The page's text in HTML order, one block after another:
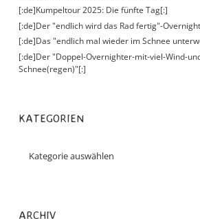
[:de]Kumpeltour 2025: Die fünfte Tag[:]
[:de]Der "endlich wird das Rad fertig"-
[:de]Das "endlich mal wieder im Schnee
[:de]Der "Doppel-Overnighter-mit-viel-Wind-
Schnee(regen)"[:]
KATEGORIEN
ARCHIV